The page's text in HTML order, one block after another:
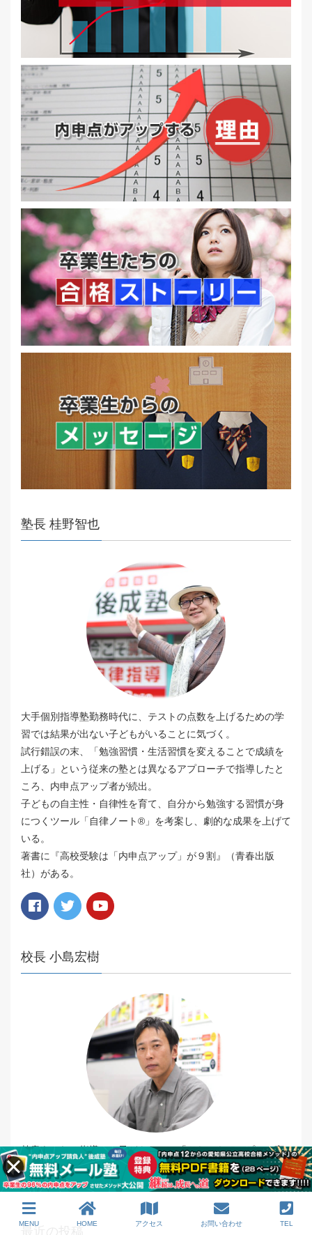
塾長 桂野智也
大手個別指導塾勤務時代に、テストの点数を上げるための学
習では結果が出ない子どもがいることに気づく。
試行錯誤の末、「勉強習慣・生活習慣を変えることで成績を
上げる」という従来の塾とは異なるアプローチで指導したと
ころ、内申点アップ者が続出。
子どもの自主性・自律性を育て、自分から勉強する習慣が身
につくツール「自律ノート®️」を考案し、劇的な成果を上げて
いる。
著書に『高校受験は「内申点アップ」が９割』（青春出版
社）がある。
校長 小島宏樹
熱意あふれる指導で、子どもたちに「やらせきる」プロ。変
わろうとする子の気持ちを何よりも大切にする。オリジナル
教材を数多く持つアイデアマンでもある。
MENU HOME アクセス お問い合わせ TEL